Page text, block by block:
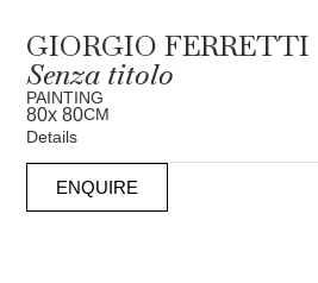
GIORGIO FERRETTI
Senza titolo
PAINTING
80x 80CM
Details
ENQUIRE